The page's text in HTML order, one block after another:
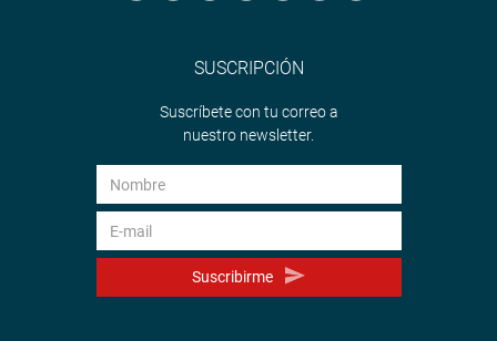
SUSCRIPCIÓN
Suscríbete con tu correo a
nuestro newsletter.
Suscribirme